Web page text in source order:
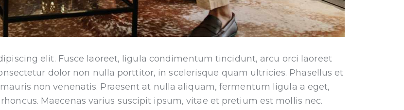
elit. Fusce laoreet, ligula condimentum tincidunt, arcu orci laoreet
dolor non nulla porttitor, in scelerisque quam ultricies. Phasellus et
non venenatis. Praesent at nulla aliquam, fermentum ligula a eget,
Maecenas varius suscipit ipsum, vitae et pretium est mollis nec.